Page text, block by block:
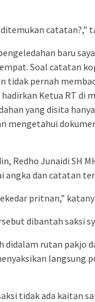
catatan?,”
baru
Soal catatan
tidak pernah
Ketua RT di
yang disita
mengetahui
Redho Junaidi SH
angka dan catatan
pritnan,”
dibantah saksi
didalam rutan pakjo
langsung
tidak ada kaitan